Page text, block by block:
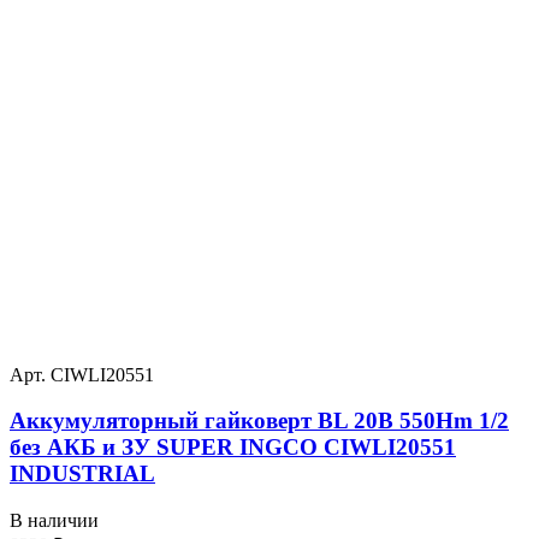
Арт. CIWLI20551
Аккумуляторный гайковерт BL 20В 550Hm 1/2
без АКБ и ЗУ SUPER INGCO CIWLI20551
INDUSTRIAL
В наличии